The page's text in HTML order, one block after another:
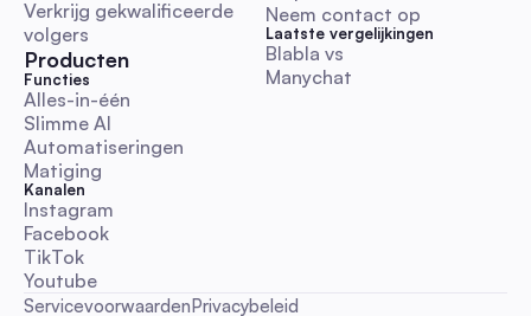
Instagram Moderatie: Beheers Tools, AI en Best
Practices
Moderatie & Merkbescherming
Verkrijg gekwalificeerde
volgers
Producten
Functies
Alles-in-één
Slimme AI
Automatiseringen
Matiging
Kanalen
Instagram
Facebook
TikTok
Youtube
Neem contact op
Laatste vergelijkingen
Blabla vs
Manychat
ServicevoorwaardenPrivacybeleid